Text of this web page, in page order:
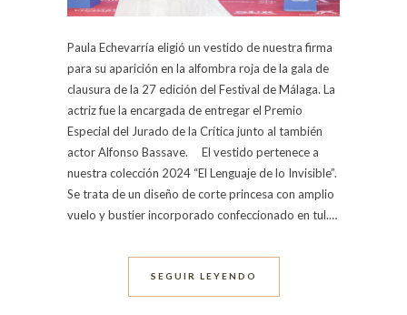
Paula Echevarría eligió un vestido de nuestra firma
para su aparición en la alfombra roja de la gala de
clausura de la 27 edición del Festival de Málaga. La
actriz fue la encargada de entregar el Premio
Especial del Jurado de la Crítica junto al también
actor Alfonso Bassave. El vestido pertenece a
nuestra colección 2024 “El Lenguaje de lo Invisible”.
Se trata de un diseño de corte princesa con amplio
vuelo y bustier incorporado confeccionado en tul.…
SEGUIR LEYENDO